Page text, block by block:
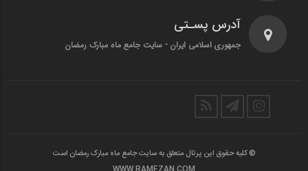
آدرس پسـتی
جمهوری اسلامی ایران - سایت جامع ماه مبارک رمضان
© کلیه حقوق این پرتال متعلق به سایت جامع ماه مبارک رمضان است